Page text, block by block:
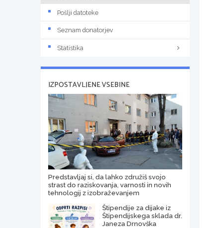
Pošlji datoteke
Seznam donatorjev
Statistika
IZPOSTAVLJENE VSEBINE
Predstavljaj si, da lahko združiš svojo
strast do raziskovanja, varnosti in novih
tehnologij z izobraževanjem
Štipendije za dijake iz
Štipendijskega sklada dr.
Janeza Drnovška